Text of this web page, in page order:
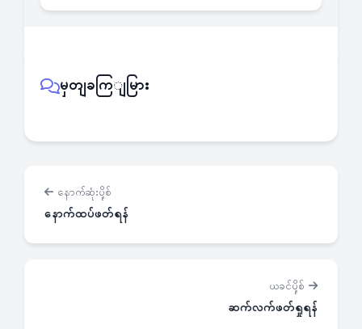
မှတျခကြျမြား
နောက်ဆုံးပို့စ်
နောက်ထပ်ဖတ်ရန်
ယခင်ပို့စ်
ဆက်လက်ဖတ်ရှုရန်